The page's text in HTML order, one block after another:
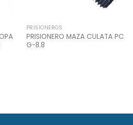
PRISIONEROS
PRISIONERO MAZA CULATA PC
G-8.8